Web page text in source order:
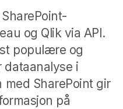
og Qlik via API.
populære og
dataanalyse i
SharePoint gir
på